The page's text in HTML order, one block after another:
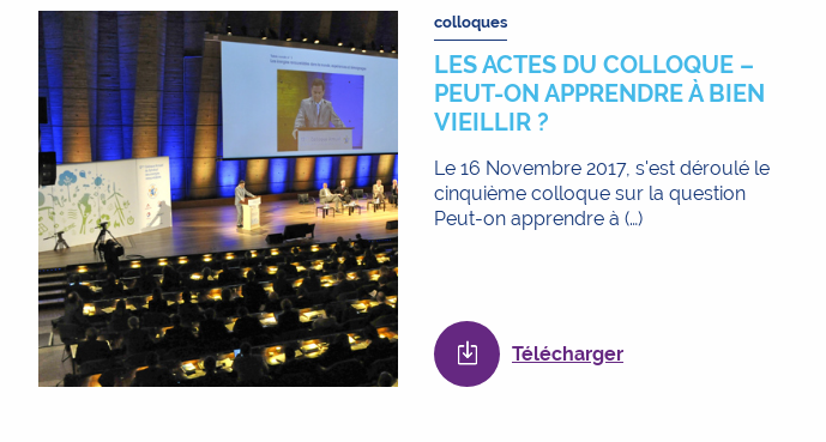
colloques
LES ACTES DU COLLOQUE –
PEUT-ON APPRENDRE À BIEN
VIEILLIR ?
Le 16 Novembre 2017, s'est déroulé le
cinquième colloque sur la question
Peut-on apprendre à (…)
Télécharger